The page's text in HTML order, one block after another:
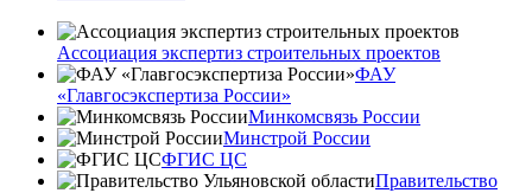
Ассоциация экспертиз строительных проектов
ФАУ
«Главгосэкспертиза России»
Минкомсвязь России
Минстрой России
ФГИС ЦС
Правительство